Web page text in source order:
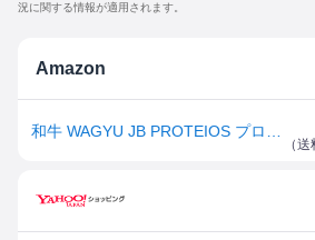
況に関する情報が適用されます。
Amazon
（送